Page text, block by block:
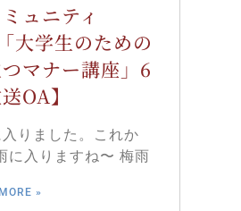
ミュニティ
大学生のための
マナー講座」6
OA】
りました。これか
に入りますね〜 梅雨
»